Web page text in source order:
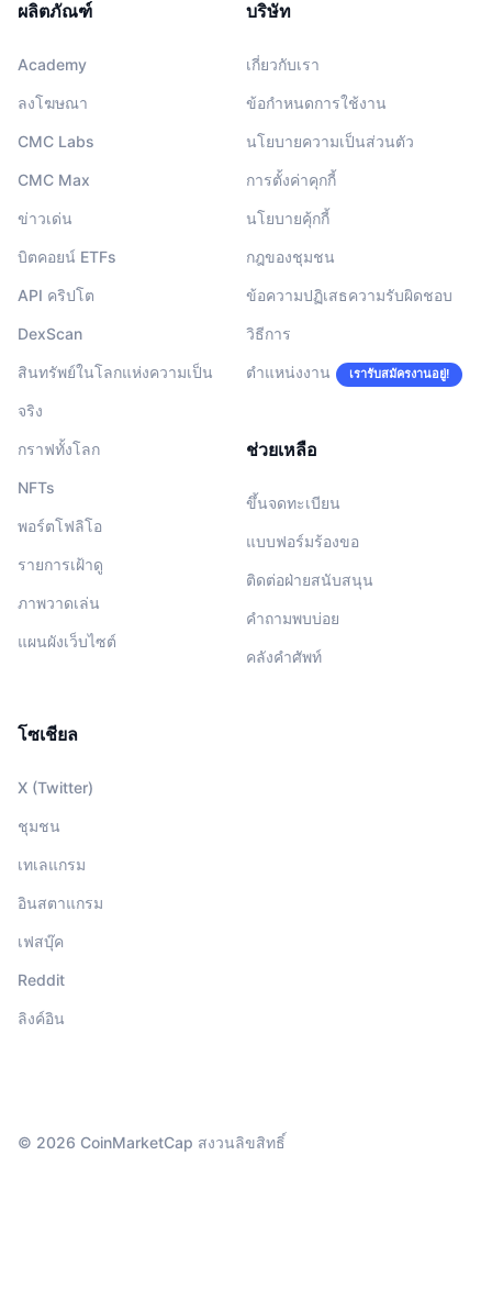
ผลิตภัณฑ์
Academy
ลงโฆษณา
CMC Labs
CMC Max
ข่าวเด่น
บิตคอยน์ ETFs
API คริปโต
DexScan
สินทรัพย์ในโลกแห่งความเป็น
จริง
กราฟทั้งโลก
NFTs
พอร์ตโฟลิโอ
รายการเฝ้าดู
ภาพวาดเล่น
แผนผังเว็บไซต์
บริษัท
เกี่ยวกับเรา
ข้อกำหนดการใช้งาน
นโยบายความเป็นส่วนตัว
การตั้งค่าคุกกี้
นโยบายคุ้กกี้
กฎของชุมชน
ข้อความปฏิเสธความรับผิดชอบ
วิธีการ
ตำแหน่งงาน เรารับสมัครงานอยู่!
ช่วยเหลือ
ขึ้นจดทะเบียน
แบบฟอร์มร้องขอ
ติดต่อฝ่ายสนับสนุน
คำถามพบบ่อย
คลังคำศัพท์
โซเชียล
X (Twitter)
ชุมชน
เทเลแกรม
อินสตาแกรม
เฟสบุ๊ค
Reddit
ลิงค์อิน
© 2026 CoinMarketCap สงวนลิขสิทธิ์